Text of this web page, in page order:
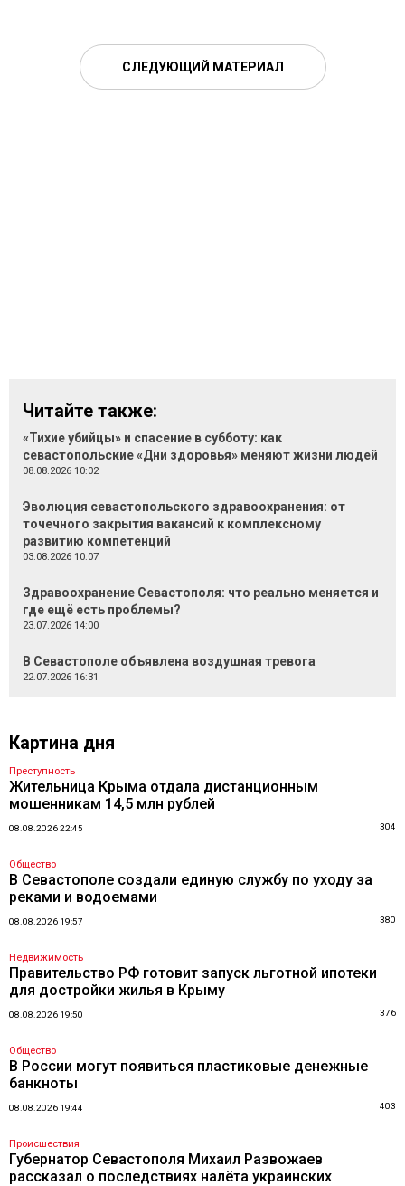
СЛЕДУЮЩИЙ МАТЕРИАЛ
Читайте также:
«Тихие убийцы» и спасение в субботу: как
севастопольские «Дни здоровья» меняют жизни людей
08.08.2026 10:02
Эволюция севастопольского здравоохранения: от
точечного закрытия вакансий к комплексному
развитию компетенций
03.08.2026 10:07
Здравоохранение Севастополя: что реально меняется и
где ещё есть проблемы?
23.07.2026 14:00
В Севастополе объявлена воздушная тревога
22.07.2026 16:31
Картина дня
Преступность
Жительница Крыма отдала дистанционным
мошенникам 14,5 млн рублей
08.08.2026 22:45 304
Общество
В Севастополе создали единую службу по уходу за
реками и водоемами
08.08.2026 19:57 380
Недвижимость
Правительство РФ готовит запуск льготной ипотеки
для достройки жилья в Крыму
08.08.2026 19:50 376
Общество
В России могут появиться пластиковые денежные
банкноты
08.08.2026 19:44 403
Происшествия
Губернатор Севастополя Михаил Развожаев
рассказал о последствиях налёта украинских